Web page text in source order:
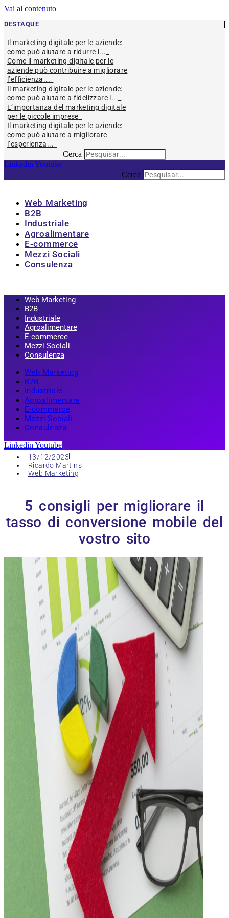
Vai al contenuto
DESTAQUE
Il marketing digitale per le aziende:
come può aiutare a ridurre i...
Come il marketing digitale per le
aziende può contribuire a migliorare
l’efficienza...
Il marketing digitale per le aziende:
come può aiutare a fidelizzare i...
L’importanza del marketing digitale
per le piccole imprese
Il marketing digitale per le aziende:
come può aiutare a migliorare
l’esperienza...
Cerca
Linkedin Youtube
Cerca
Web Marketing
B2B
Industriale
Agroalimentare
E-commerce
Mezzi Sociali
Consulenza
Web Marketing
B2B
Industriale
Agroalimentare
E-commerce
Mezzi Sociali
Consulenza
Web Marketing
B2B
Industriale
Agroalimentare
E-commerce
Mezzi Sociali
Consulenza
Linkedin Youtube
13/12/2023
Ricardo Martins
Web Marketing
5 consigli per migliorare il
tasso di conversione mobile del
vostro sito